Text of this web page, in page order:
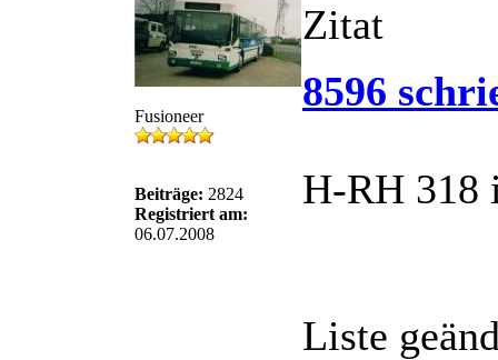
Fusioneer
Beiträge: 2824
Registriert am:
06.07.2008
Zitat
8596
H-RH 318
Liste